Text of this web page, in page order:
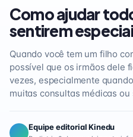
Como ajudar
sentirem
Quando você tem um filho
possível que os irmãos dele
vezes, especialmente
muitas consultas médicas
Equipe editorial Kinedu